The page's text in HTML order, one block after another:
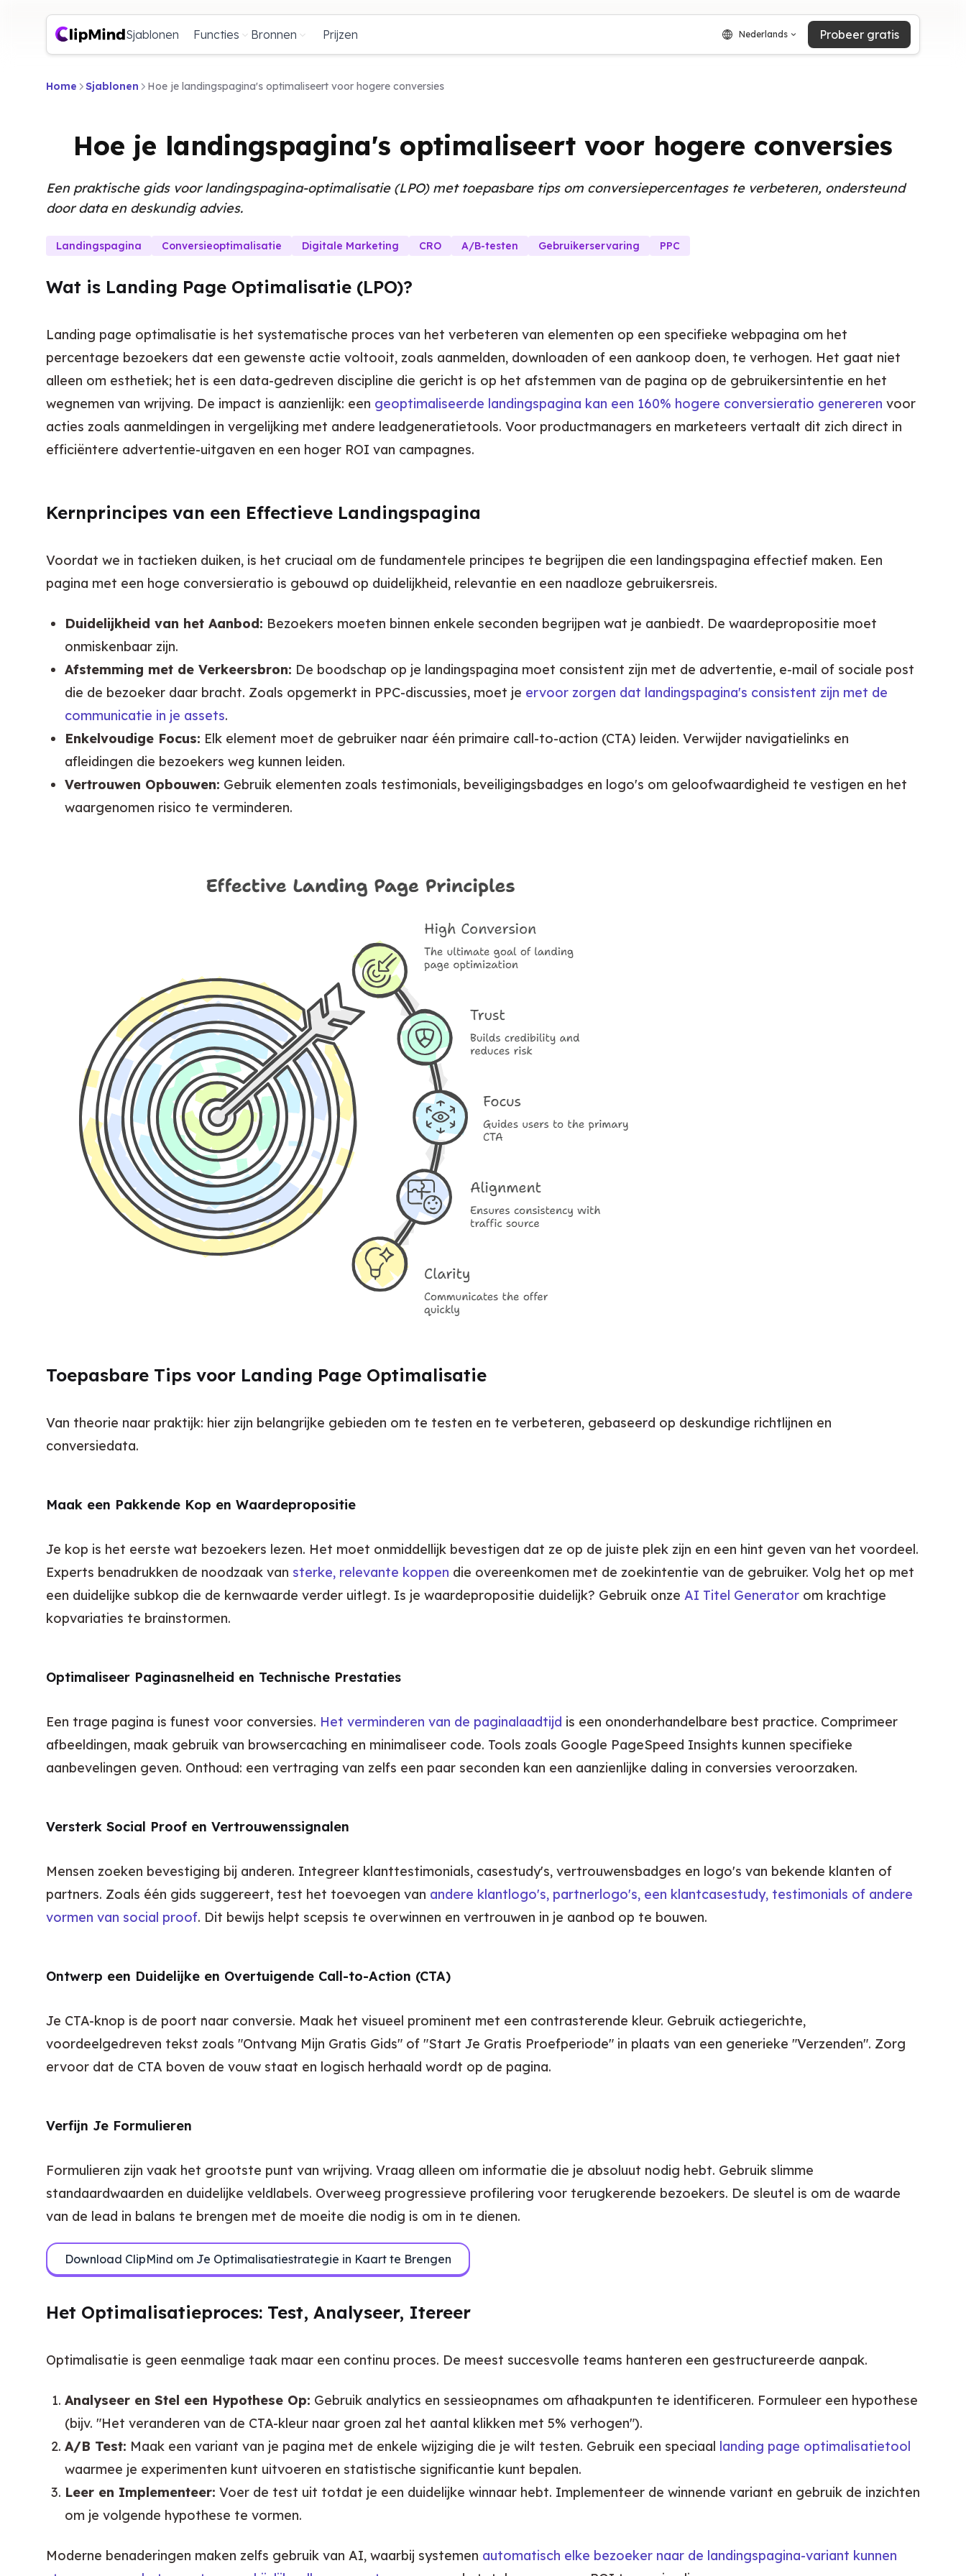
Sjablonen Functies Bronnen Prijzen Nederlands Probeer gratis
Home Sjablonen Hoe je landingspagina's optimaliseert voor hogere conversies
Hoe je landingspagina's optimaliseert voor hogere conversies
Een praktische gids voor landingspagina-optimalisatie (LPO) met toepasbare tips om conversiepercentages te verbeteren, ondersteund
door data en deskundig advies.
Landingspagina Conversieoptimalisatie Digitale Marketing CRO A/B-testen Gebruikerservaring PPC
Wat is Landing Page Optimalisatie (LPO)?
Landing page optimalisatie is het systematische proces van het verbeteren van elementen op een specifieke webpagina om het
percentage bezoekers dat een gewenste actie voltooit, zoals aanmelden, downloaden of een aankoop doen, te verhogen. Het gaat niet
alleen om esthetiek; het is een data-gedreven discipline die gericht is op het afstemmen van de pagina op de gebruikersintentie en het
wegnemen van wrijving. De impact is aanzienlijk: een geoptimaliseerde landingspagina kan een 160% hogere conversieratio genereren voor
acties zoals aanmeldingen in vergelijking met andere leadgeneratietools. Voor productmanagers en marketeers vertaalt dit zich direct in
efficiëntere advertentie-uitgaven en een hoger ROI van campagnes.
Kernprincipes van een Effectieve Landingspagina
Voordat we in tactieken duiken, is het cruciaal om de fundamentele principes te begrijpen die een landingspagina effectief maken. Een
pagina met een hoge conversieratio is gebouwd op duidelijkheid, relevantie en een naadloze gebruikersreis.
Duidelijkheid van het Aanbod: Bezoekers moeten binnen enkele seconden begrijpen wat je aanbiedt. De waardepropositie moet
onmiskenbaar zijn.
Afstemming met de Verkeersbron: De boodschap op je landingspagina moet consistent zijn met de advertentie, e-mail of sociale post
die de bezoeker daar bracht. Zoals opgemerkt in PPC-discussies, moet je ervoor zorgen dat landingspagina's consistent zijn met de
communicatie in je assets.
Enkelvoudige Focus: Elk element moet de gebruiker naar één primaire call-to-action (CTA) leiden. Verwijder navigatielinks en
afleidingen die bezoekers weg kunnen leiden.
Vertrouwen Opbouwen: Gebruik elementen zoals testimonials, beveiligingsbadges en logo's om geloofwaardigheid te vestigen en het
waargenomen risico te verminderen.
Toepasbare Tips voor Landing Page Optimalisatie
Van theorie naar praktijk: hier zijn belangrijke gebieden om te testen en te verbeteren, gebaseerd op deskundige richtlijnen en
conversiedata.
Maak een Pakkende Kop en Waardepropositie
Je kop is het eerste wat bezoekers lezen. Het moet onmiddellijk bevestigen dat ze op de juiste plek zijn en een hint geven van het voordeel.
Experts benadrukken de noodzaak van sterke, relevante koppen die overeenkomen met de zoekintentie van de gebruiker. Volg het op met
een duidelijke subkop die de kernwaarde verder uitlegt. Is je waardepropositie duidelijk? Gebruik onze AI Titel Generator om krachtige
kopvariaties te brainstormen.
Optimaliseer Paginasnelheid en Technische Prestaties
Een trage pagina is funest voor conversies. Het verminderen van de paginalaadtijd is een ononderhandelbare best practice. Comprimeer
afbeeldingen, maak gebruik van browsercaching en minimaliseer code. Tools zoals Google PageSpeed Insights kunnen specifieke
aanbevelingen geven. Onthoud: een vertraging van zelfs een paar seconden kan een aanzienlijke daling in conversies veroorzaken.
Versterk Social Proof en Vertrouwenssignalen
Mensen zoeken bevestiging bij anderen. Integreer klanttestimonials, casestudy's, vertrouwensbadges en logo's van bekende klanten of
partners. Zoals één gids suggereert, test het toevoegen van andere klantlogo's, partnerlogo's, een klantcasestudy, testimonials of andere
vormen van social proof. Dit bewijs helpt scepsis te overwinnen en vertrouwen in je aanbod op te bouwen.
Ontwerp een Duidelijke en Overtuigende Call-to-Action (CTA)
Je CTA-knop is de poort naar conversie. Maak het visueel prominent met een contrasterende kleur. Gebruik actiegerichte,
voordeelgedreven tekst zoals "Ontvang Mijn Gratis Gids" of "Start Je Gratis Proefperiode" in plaats van een generieke "Verzenden". Zorg
ervoor dat de CTA boven de vouw staat en logisch herhaald wordt op de pagina.
Verfijn Je Formulieren
Formulieren zijn vaak het grootste punt van wrijving. Vraag alleen om informatie die je absoluut nodig hebt. Gebruik slimme
standaardwaarden en duidelijke veldlabels. Overweeg progressieve profilering voor terugkerende bezoekers. De sleutel is om de waarde
van de lead in balans te brengen met de moeite die nodig is om in te dienen.
Download ClipMind om Je Optimalisatiestrategie in Kaart te Brengen
Het Optimalisatieproces: Test, Analyseer, Itereer
Optimalisatie is geen eenmalige taak maar een continu proces. De meest succesvolle teams hanteren een gestructureerde aanpak.
Analyseer en Stel een Hypothese Op: Gebruik analytics en sessieopnames om afhaakpunten te identificeren. Formuleer een hypothese
(bijv. "Het veranderen van de CTA-kleur naar groen zal het aantal klikken met 5% verhogen").
A/B Test: Maak een variant van je pagina met de enkele wijziging die je wilt testen. Gebruik een speciaal landing page optimalisatietool
waarmee je experimenten kunt uitvoeren en statistische significantie kunt bepalen.
Leer en Implementeer: Voer de test uit totdat je een duidelijke winnaar hebt. Implementeer de winnende variant en gebruik de inzichten
om je volgende hypothese te vormen.
Moderne benaderingen maken zelfs gebruik van AI, waarbij systemen automatisch elke bezoeker naar de landingspagina-variant kunnen